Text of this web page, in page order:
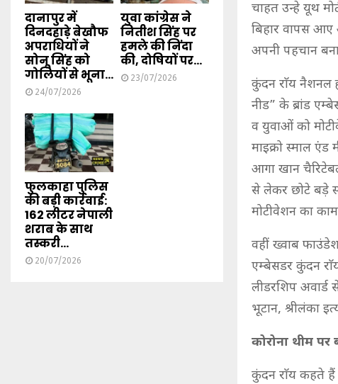
चाहत उन्हे यूथ
बिहार वापस
अपनी पहचान
कुंदन राॅय नैशनल
नीड” के ब्रांड
व युवाओं को
माइक्रो स्माल एंड
आगा खान
से लेकर छोटे बड़े
मोटीवेशन का
वहीं ख्वाब
एम्बेसडर कुंदन
लीडरशिप अवार्ड
भूटान, श्रीलंका
कोरोना थीम पर
कुंदन राॅय कहते हैं
दानापुर में
दिनदहाड़े बेखौफ
अपराधियों ने
सोनू सिंह को
गोलियों से भूना...
24/07/2026
युवा कांग्रेस ने
नितीश सिंह पर
हमले की निंदा
की, दोषियों पर...
23/07/2026
फुलकाहा पुलिस
की बड़ी कार्रवाई:
162 लीटर नेपाली
शराब के साथ
तस्करी...
20/07/2026